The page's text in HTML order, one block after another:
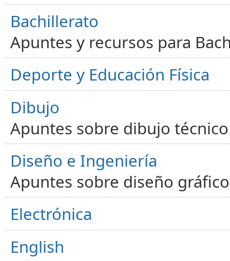
Bachillerato
Apuntes y recursos para
Deporte y Educación Física
Dibujo
Apuntes sobre dibujo
Diseño e Ingeniería
Apuntes sobre diseño
Electrónica
English